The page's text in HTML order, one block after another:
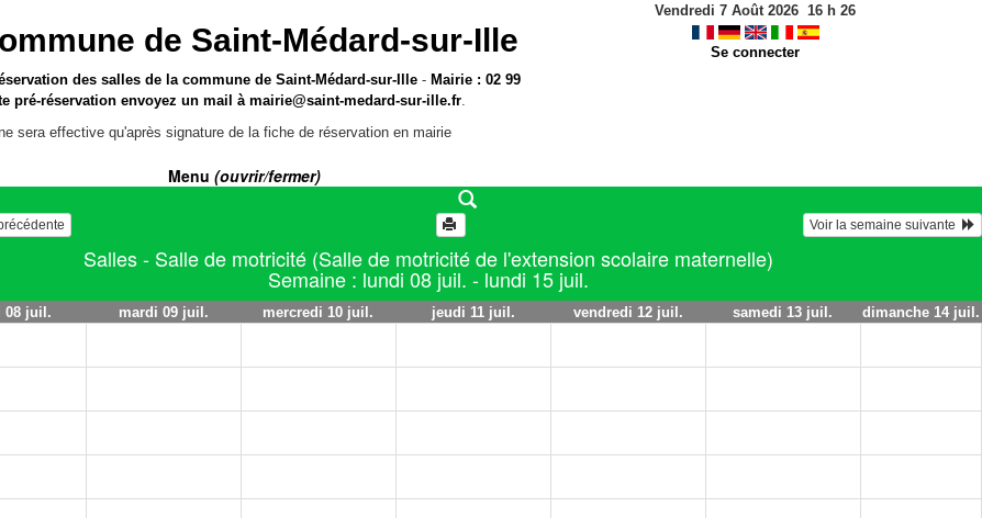
de Saint-Médard-sur-Ille
des salles de la commune de Saint-Médard-sur-Ille - Mairie : 02 99
pré-réservation envoyez un mail àmairie@saint-medard-sur-ille.fr.
sera effective qu'après signature de la fiche de réservation en mairie
Vendredi 7 Août 2026 16 h 26
Se connecter
Menu (ouvrir/fermer)
Voir la semaine suivante
Salles - Salle de motricité (Salle de motricité de l'extension scolaire maternelle)
Semaine : lundi 08 juil. - lundi 15 juil.
08 juil. mardi 09 juil. mercredi 10 juil. jeudi 11 juil. vendredi 12 juil. samedi 13 juil.
dimanche 14 juil.